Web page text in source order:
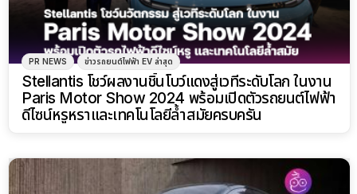
PR NEWS ข่าวรถยนต์ไฟฟ้า EV ล่าสุด
Stellantis โชว์ผลงานชิ้นโบว์แดงสู่เวทีระดับโลก ในงาน
Paris Motor Show 2024 พร้อมเปิดตัวรถยนต์ไฟฟ้า
ดีไซน์หรูหราและเทคโนโลยีล้ำสมัยครบครัน